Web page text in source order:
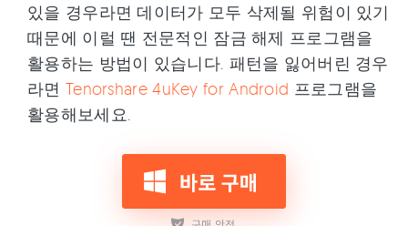
있을 경우라면 데이터가 모두 삭제될 위험이 있기
때문에 이럴 땐 전문적인 잠금 해제 프로그램을
활용하는 방법이 있습니다. 패턴을 잃어버린 경우
라면 Tenorshare 4uKey for Android 프로그램을
활용해보세요.